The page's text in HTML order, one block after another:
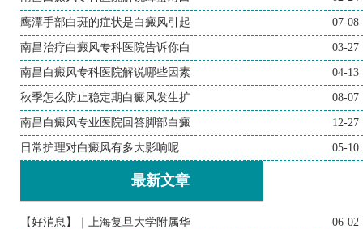
鹰潭手部白斑的症状是白癜风引起 07-08
南昌治疗白癜风专科医院告诉你白 03-27
南昌白癜风专科医院解说哪些因素 04-13
秋季怎么防止稳定期白癜风发生扩 08-07
南昌白癜风专业医院回答脚部白癜 12-27
日常护理对白癜风有多大影响呢 05-10
最新文章
【好消息】｜上海复旦大学附属华 06-02